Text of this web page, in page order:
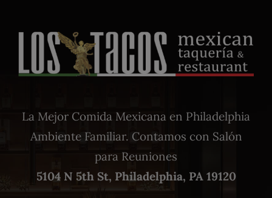
La Mejor Comida Mexicana en Philadelphia
Ambiente Familiar. Contamos con Salón
para Reuniones
5104 N 5th St, Philadelphia, PA 19120